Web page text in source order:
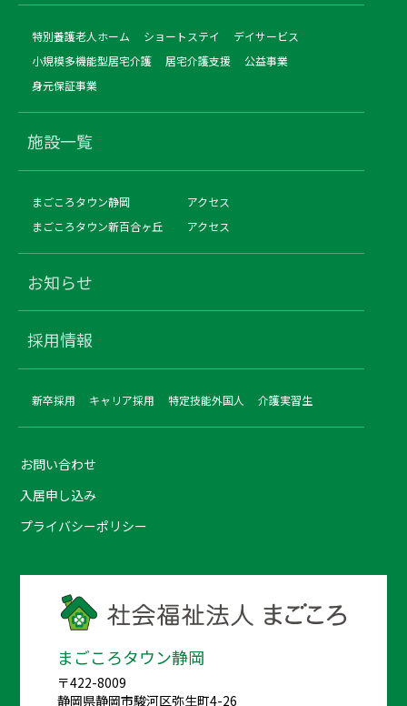
特別養護老人ホーム ショートステイ
デイサービス
小規模多機能型居宅介護
居宅介護支援
公益事業
身元保証事業
施設一覧
まごころタウン静岡
アクセス
まごころタウン新百合ヶ丘
アクセス
お知らせ
採用情報
新卒採用 キャリア採用 特定技能外国人 介護実習生
お問い合わせ
入居申し込み
プライバシーポリシー
まごころタウン静岡
〒422-8009
静岡県静岡市駿河区弥生町4-26